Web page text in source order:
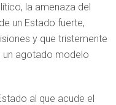
la amenaza del
un Estado fuerte,
y que tristemente
agotado modelo
al que acude el